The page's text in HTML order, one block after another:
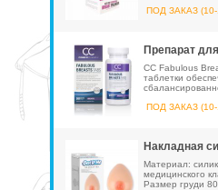
ПОД ЗАКАЗ (10-
Препарат
CC Fabulous
таблетки
ПОД ЗАКАЗ (10-
Накладная
Материал:
медицинского
Размер груди